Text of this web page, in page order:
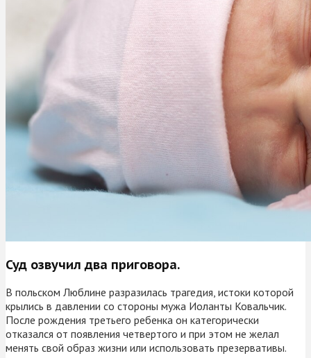
Суд озвучил два приговора.
В польском Люблине разразилась трагедия, истоки которой
крылись в давлении со стороны мужа Иоланты Ковальчик.
После рождения третьего ребенка он категорически
отказался от появления четвертого и при этом не желал
менять свой образ жизни или использовать презервативы.